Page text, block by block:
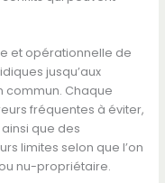
et opérationnelle de
jusqu’aux
commun. Chaque
fréquentes à éviter,
que des
limites selon que l’on
nu-propriétaire.